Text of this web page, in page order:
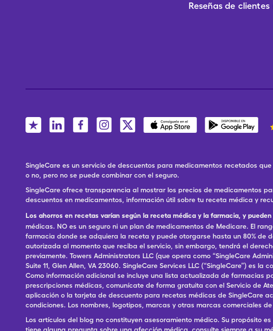
Reseñas de clientes
SingleCare es un servicio de descuentos para medicamentos recetados
o no, pero no se puede combinar con el seguro.
SingleCare ofrece transparencia al mostrar los precios de medicamentos
descuentos en medicamentos, información útil sobre tu receta médica y
Los ahorros en recetas varían según la receta médica y la farmacia, y
médicas. NO es un seguro ni un plan de medicamentos de Medicare. El
farmacia donde se adquiera la receta y puede otorgarse hasta un 80% de
autorizada al momento que reciba el servicio, sin embargo, tendrá el
previamente. Towers Administrators LLC (que opera como “SingleCare
Suite 11, Glen Allen, VA 23060. SingleCare Services LLC (“SingleCare”)
Como información adicional se incluye una lista actualizada de farmacias
prescripciones médicas, comunícate de forma gratuita con el Servicio de
aplicación o la tarjeta de descuento para recetas médicas de SingleCare
condiciones. Los nombres, logotipos, marcas y otras marcas comerciales
Los artículos del blog no constituyen asesoramiento médico. Su propósito